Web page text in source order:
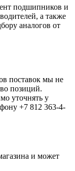
подшипников и
а также
аналогов от
поставок мы не
позиций.
уточнять у
+7 812 363-4-
и может